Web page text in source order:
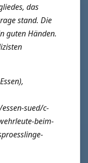
das
stand. Die
guten Händen.
sued/c-
beim-